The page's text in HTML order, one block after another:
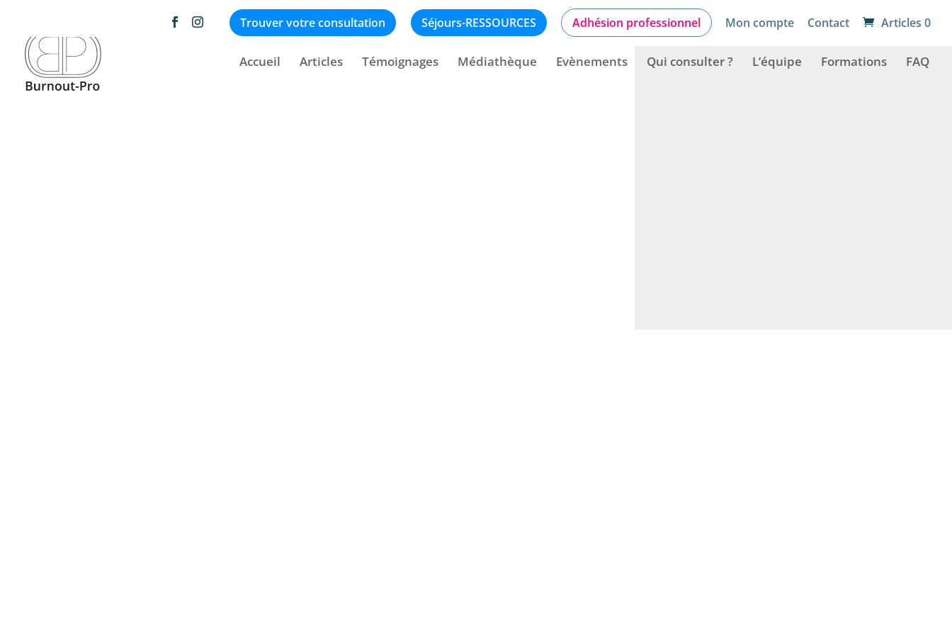
Trouver votre consultation Séjours-RESSOURCES Adhésion professionnel Mon compte Contact Articles 0
Accueil Articles Témoignages Médiathèque Evènements Qui consulter ? L’équipe Formations FAQ
Trier par: Plus récents en premier